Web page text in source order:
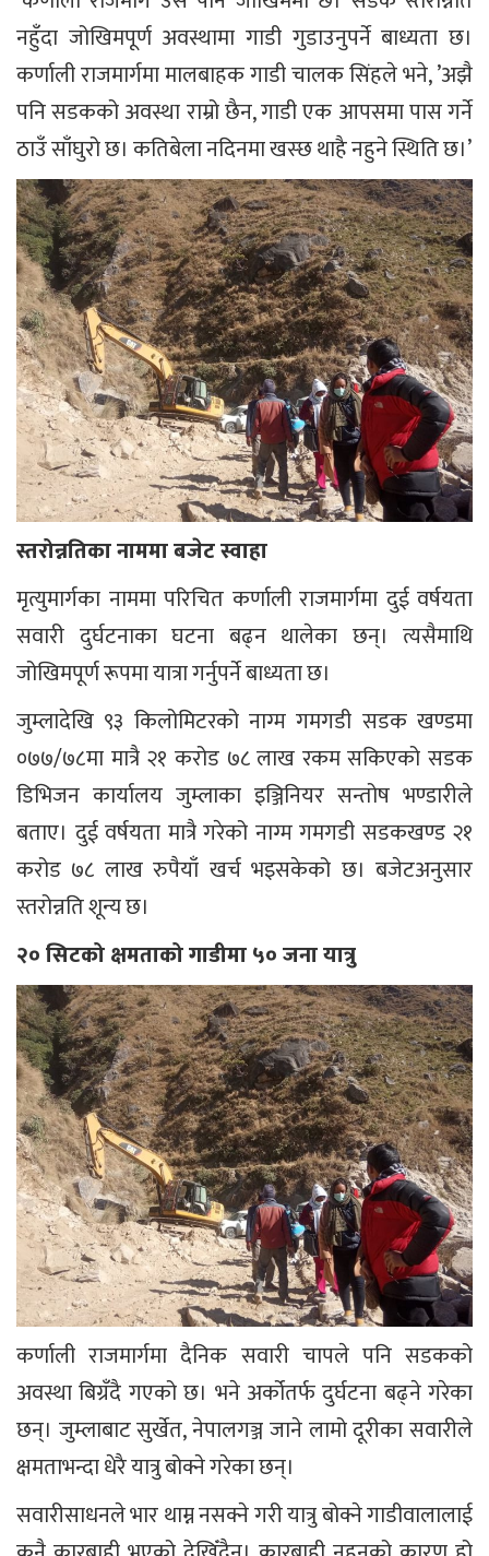
नहुँदा जोखिमपूर्ण अवस्थामा गाडी गुडाउनुपर्ने बाध्यता छ।
कर्णाली राजमार्गमा मालबाहक गाडी चालक सिंहले भने, ’अझै
पनि सडकको अवस्था राम्रो छैन, गाडी एक आपसमा पास गर्ने
ठाउँ साँघुरो छ। कतिबेला नदिनमा खस्छ थाहै नहुने स्थिति छ।’
स्तरोन्नतिका नाममाबजेट स्वाहा
मृत्युमार्गका नाममा परिचित कर्णाली राजमार्गमा दुई वर्षयता
सवारी दुर्घटनाका घटना बढ्न थालेका छन्। त्यसैमाथि
जोखिमपूर्ण रूपमा यात्रा गर्नुपर्ने बाध्यता छ।
जुम्लादेखि ९३ किलोमिटरको नाग्म गमगडी सडक खण्डमा
०७७/७८मा मात्रै २१ करोड ७८ लाख रकम सकिएको सडक
डिभिजन कार्यालय जुम्लाका इञ्जिनियर सन्तोष भण्डारीले
बताए। दुई वर्षयता मात्रै गरेको नाग्म गमगडी सडकखण्ड २१
करोड ७८ लाख रुपैयाँ खर्च भइसकेको छ। बजेटअनुसार
स्तरोन्नति शून्य छ।
२० सिटको क्षमताको गाडीमा ५० जना यात्रु
कर्णाली राजमार्गमा दैनिक सवारी चापले पनि सडकको
अवस्था बिग्रँदै गएको छ। भने अर्कोतर्फ दुर्घटना बढ्ने गरेका
छन्। जुम्लाबाट सुर्खेत, नेपालगञ्ज जाने लामो दूरीका सवारीले
क्षमताभन्दा धेरै यात्रु बोक्ने गरेका छन्।
सवारीसाधनले भार थाम्न नसक्ने गरी यात्रु बोक्ने गाडीवालालाई